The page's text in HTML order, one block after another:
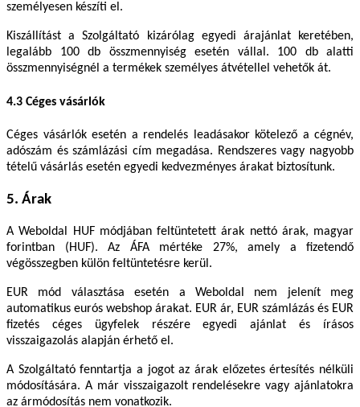
személyesen készíti el.
Kiszállítást a Szolgáltató kizárólag egyedi árajánlat keretében,
legalább 100 db összmennyiség esetén vállal. 100 db alatti
összmennyiségnél a termékek személyes átvétellel vehetők át.
4.3 Céges vásárlók
Céges vásárlók esetén a rendelés leadásakor kötelező a cégnév,
adószám és számlázási cím megadása. Rendszeres vagy nagyobb
tételű vásárlás esetén egyedi kedvezményes árakat biztosítunk.
5. Árak
A Weboldal HUF módjában feltüntetett árak nettó árak, magyar
forintban (HUF). Az ÁFA mértéke 27%, amely a fizetendő
végösszegben külön feltüntetésre kerül.
EUR mód választása esetén a Weboldal nem jelenít meg
automatikus eurós webshop árakat. EUR ár, EUR számlázás és EUR
fizetés céges ügyfelek részére egyedi ajánlat és írásos
visszaigazolás alapján érhető el.
A Szolgáltató fenntartja a jogot az árak előzetes értesítés nélküli
módosítására. A már visszaigazolt rendelésekre vagy ajánlatokra
az ármódosítás nem vonatkozik.